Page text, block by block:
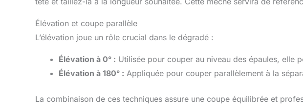
Élévation et coupe parallèle
L’élévation joue un rôle crucial dans le dégradé :
Élévation à 0° : Utilisée pour couper au niveau des épaules, elle
Élévation à 180° : Appliquée pour couper parallèlement à la
La combinaison de ces techniques assure une coupe équilibrée et